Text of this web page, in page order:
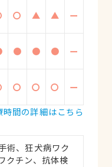
〇 ▲ ▲ ー
● ● ● ー
〇 〇 〇
ー
時間の詳細はこちら
術、狂犬病ワク
クチン、抗体検